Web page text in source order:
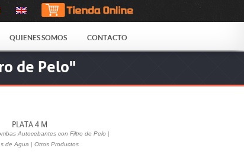
QUIENES SOMOS CONTACTO
de Pelo"
PLATA 4 M
Autocebantes con Filtro de Pelo |
de Agua | Otros Productos